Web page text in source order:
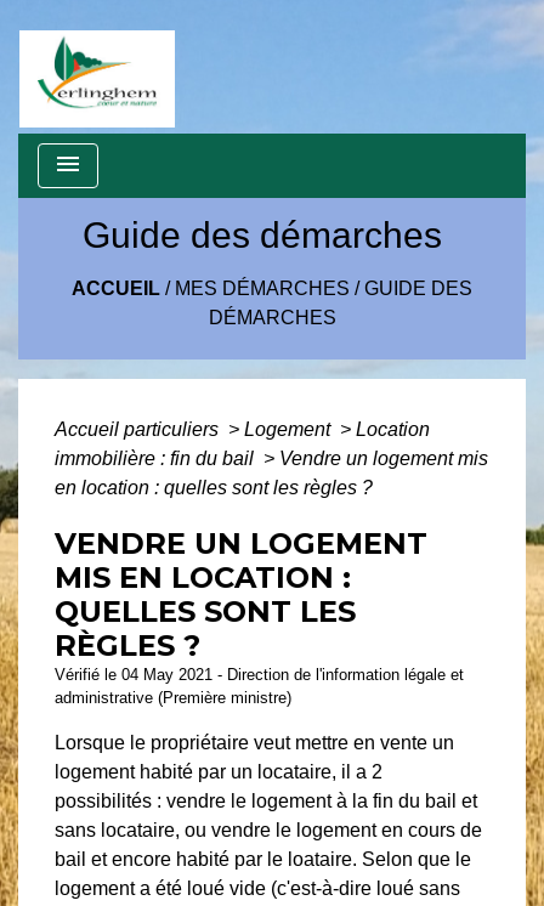
menu
Guide des démarches
ACCUEIL / MES DÉMARCHES /GUIDE DES
DÉMARCHES
Accueil particuliers > Logement > Location
immobilière : fin du bail > Vendre un logement mis
en location : quelles sont les règles ?
VENDRE UN LOGEMENT
MIS EN LOCATION :
QUELLES SONT LES
RÈGLES ?
Vérifié le 04 May 2021 - Direction de l'information légale et
administrative (Première ministre)
Lorsque le propriétaire veut mettre en vente un
logement habité par un locataire, il a 2
possibilités : vendre le logement à la fin du bail et
sans locataire, ou vendre le logement en cours de
bail et encore habité par le loataire. Selon que le
logement a été loué vide (c'est-à-dire loué sans